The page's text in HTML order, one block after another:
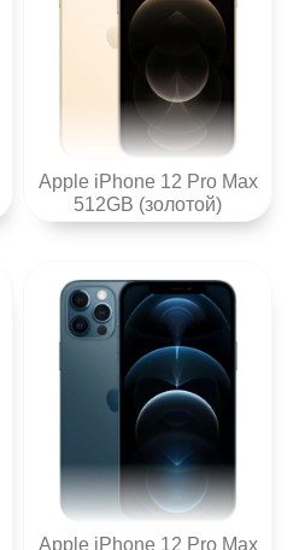
Apple iPhone 12 Pro Max
512GB (золотой)
Apple iPhone 12 Pro Max